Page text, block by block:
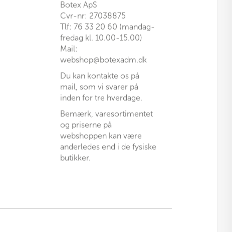
Botex ApS
Cvr-nr: 27038875
Tlf: 76 33 20 60 (mandag-
fredag kl. 10.00-15.00)
Mail:
webshop@botexadm.dk
Du kan kontakte os på
mail, som vi svarer på
inden for tre hverdage.
Bemærk, varesortimentet
og priserne på
webshoppen kan være
anderledes end i de fysiske
butikker.